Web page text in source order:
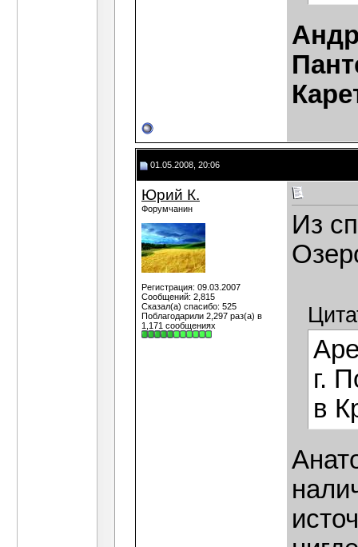
01.05.2008, 20:06
Юрий К.
Форумчанин
Регистрация: 09.03.2007
Сообщений: 2,815
Сказал(а) спасибо: 525
Поблагодарили 2,297 раз(а) в
1,171 сообщениях
Из
г.
в